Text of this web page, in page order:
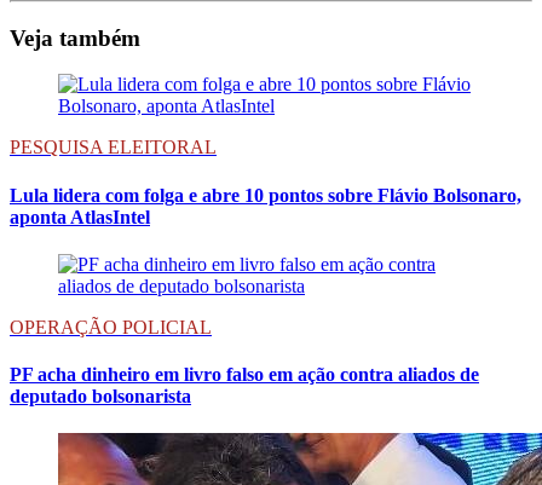
Veja também
PESQUISA ELEITORAL
Lula lidera com folga e abre 10 pontos sobre Flávio Bolsonaro,
aponta AtlasIntel
OPERAÇÃO POLICIAL
PF acha dinheiro em livro falso em ação contra aliados de
deputado bolsonarista